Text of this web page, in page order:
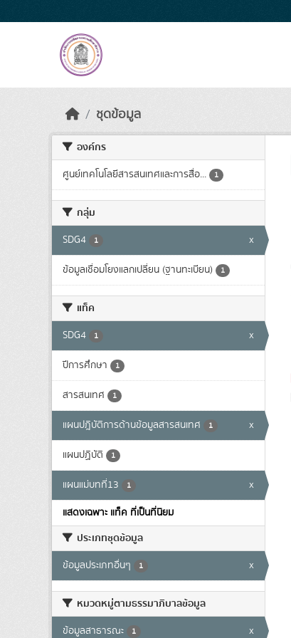
ชุดข้อมูล
องค์กร
ศูนย์เทคโนโลยีสารสนเทศและการสื่อ... 1
กลุ่ม
SDG4 1 x
ข้อมูลเชื่อมโยงแลกเปลี่ยน (ฐานทะเบียน) 1
แท็ค
SDG4 1 x
ปีการศึกษา 1
สารสนเทศ 1
แผนปฎิบัติการด้านข้อมูลสารสนเทศ 1 x
แผนปฏิบัติ 1
แผนแม่บทที่13 1
x
แสดงเฉพาะ แท็ค ที่เป็นที่นิยม
ประเภทชุดข้อมูล
ข้อมูลประเภทอื่นๆ 1 x
หมวดหมู่ตามธรรมาภิบาลข้อมูล
ข้อมูลสาธารณะ 1 x